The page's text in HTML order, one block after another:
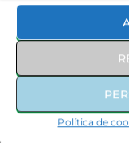
Política de
altura con
con
Cinturón de
trasero en lado